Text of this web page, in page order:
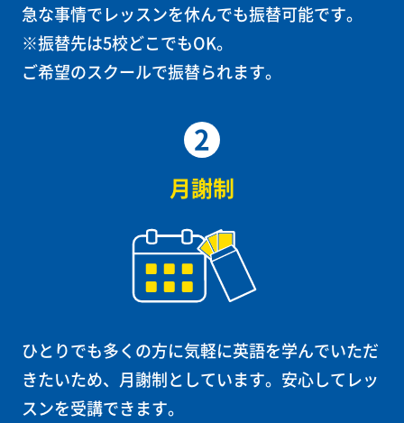
急な事情でレッスンを休んでも振替可能です。
※振替先は5校どこでもOK。
ご希望のスクールで振替られます。
2
月謝制
ひとりでも多くの方に気軽に英語を学んでいただ
きたいため、月謝制としています。安心してレッ
スンを受講できます。